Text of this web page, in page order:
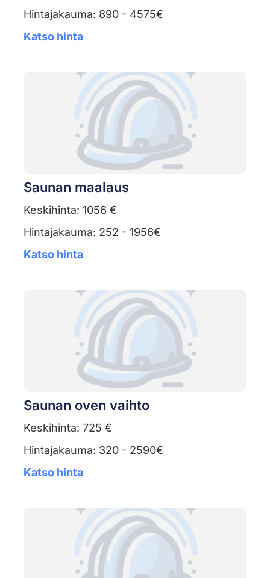
Hintajakauma: 890 - 4575€
Katso hinta
Saunan maalaus
Keskihinta: 1056 €
Hintajakauma: 252 - 1956€
Katso hinta
Saunan oven vaihto
Keskihinta: 725 €
Hintajakauma: 320 - 2590€
Katso hinta